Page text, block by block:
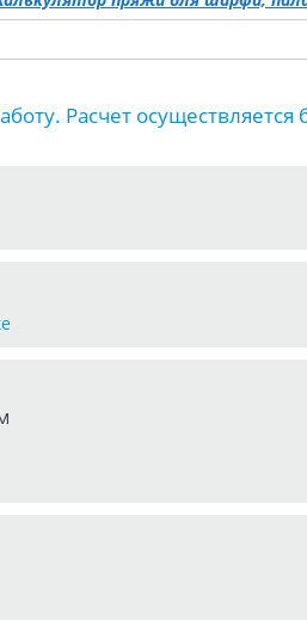
Расчет осуществляется